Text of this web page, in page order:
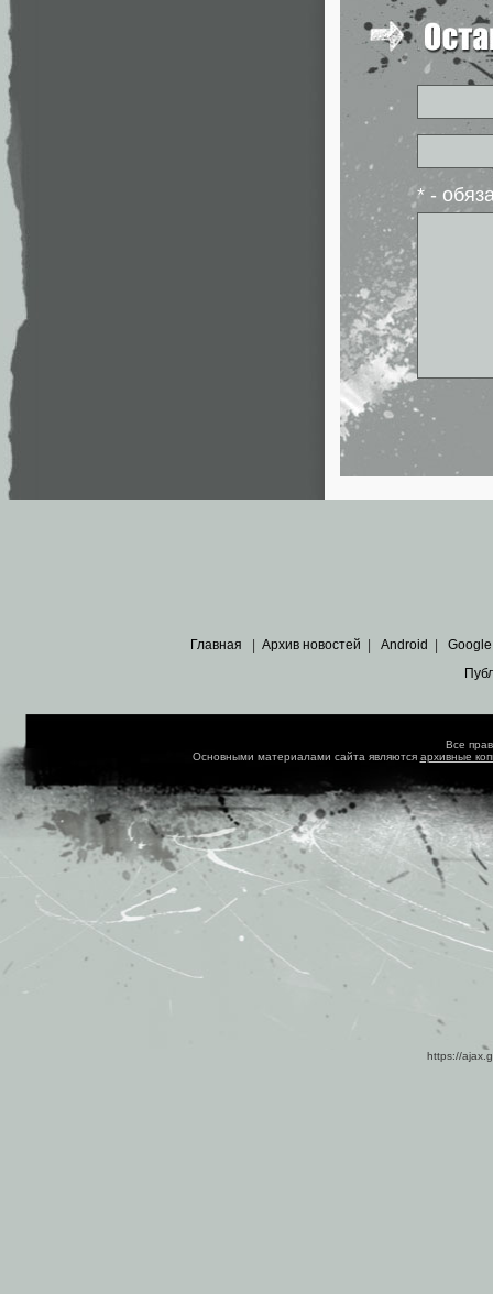
* -
Главная | Архив новостей | Android | Google
Все
Основными материалами сайта являются архивные
https://